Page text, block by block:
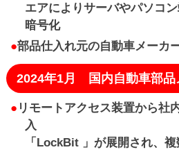
エアによりサーバやパソコ
暗号化
●部品仕入れ元の自動車メーカ
2024年1月 国内自動車部品
● リモートアクセス装置から社
入
「LockBit 」が展開され、